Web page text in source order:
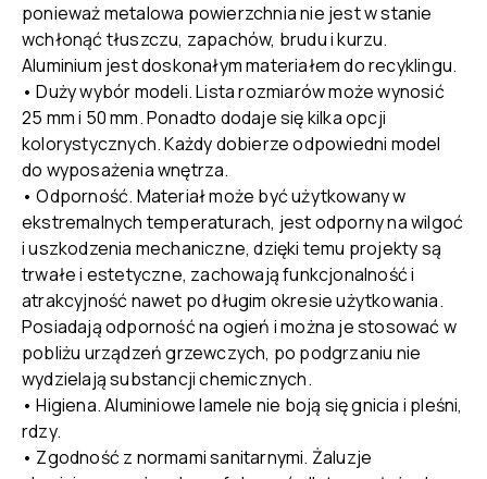
ponieważ metalowa powierzchnia nie jest w stanie
wchłonąć tłuszczu, zapachów, brudu i kurzu.
Aluminium jest doskonałym materiałem do recyklingu.
• Duży wybór modeli. Lista rozmiarów może wynosić
25 mm i 50 mm. Ponadto dodaje się kilka opcji
kolorystycznych. Każdy dobierze odpowiedni model
do wyposażenia wnętrza.
• Odporność. Materiał może być użytkowany w
ekstremalnych temperaturach, jest odporny na wilgoć
i uszkodzenia mechaniczne, dzięki temu projekty są
trwałe i estetyczne, zachowają funkcjonalność i
atrakcyjność nawet po długim okresie użytkowania.
Posiadają odporność na ogień i można je stosować w
pobliżu urządzeń grzewczych, po podgrzaniu nie
wydzielają substancji chemicznych.
• Higiena. Aluminiowe lamele nie boją się gnicia i pleśni,
rdzy.
• Zgodność z normami sanitarnymi. Żaluzje